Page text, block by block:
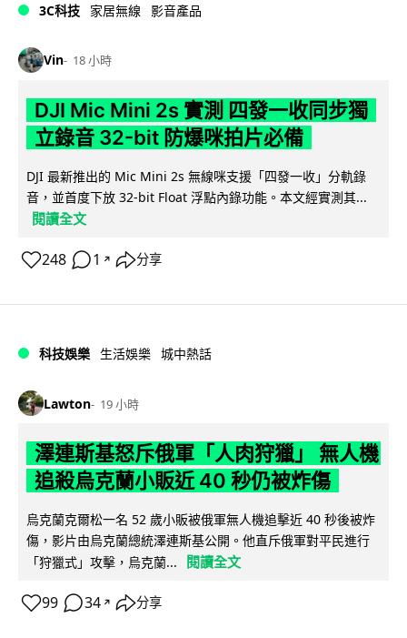
3C科技 家居無線 影音產品
Vin 18 小時
DJI Mic Mini 2s 實測 四發一收同步獨
立錄音 32-bit 防爆咪拍片必備
DJI 最新推出的 Mic Mini 2s 無線咪支援「四發一收」分軌錄
音，並首度下放 32-bit Float 浮點內錄功能。本文經實測其...
閱讀全文
248 1 ↗ 分享
科技娛樂 生活娛樂 城中熱話
Lawton 19 小時
澤連斯基怒斥俄軍「人肉狩獵」 無人機
追殺烏克蘭小販近 40 秒仍被炸傷
烏克蘭克爾松一名 52 歲小販被俄軍無人機追擊近 40 秒後被炸
傷，影片由烏克蘭總統澤連斯基公開。他直斥俄軍對平民進行
「狩獵式」攻擊，烏克蘭...
閱讀全文
99 34 ↗ 分享